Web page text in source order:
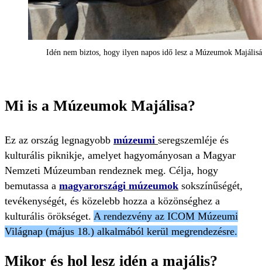
Idén nem biztos, hogy ilyen napos idő lesz a Múzeumok
Mi is a Múzeumok Majálisa?
Ez az ország legnagyobb múzeumi seregszemléje és
kulturális piknikje, amelyet hagyományosan a Magyar
Nemzeti Múzeumban rendeznek meg. Célja, hogy
bemutassa a magyarországi múzeumok sokszínűségét,
tevékenységét, és közelebb hozza a közönséghez a
kulturális örökséget. A rendezvény az ICOM Múzeumi
Világnap (május 18.) alkalmából kerül megrendezésre.
Mikor és hol lesz idén a majális?